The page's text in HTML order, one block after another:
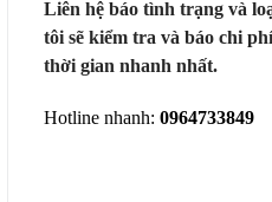
Liên hệ báo tình trạng và
tôi sẽ kiểm tra và báo chi
thời gian nhanh nhất.
Hotline nhanh:0964733849